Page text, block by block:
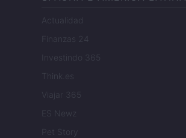
Actualidad
Finanzas 24
Investindo 365
Think.es
Viajar 365
ES Newz
Pet Story